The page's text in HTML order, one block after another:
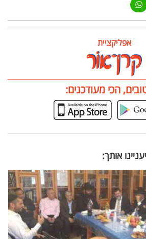
אפליקציית
הכי מעודכנים:
אותך: